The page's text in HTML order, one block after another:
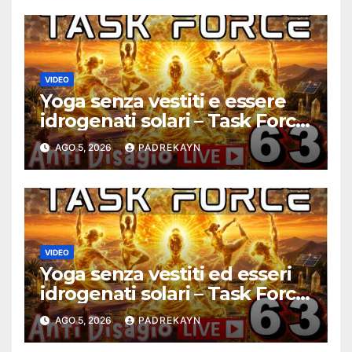
VIDEO
Yoga senza vestiti e essere
idrogenati solari – Task Force
Antidisagio ep. 63
AGO 5, 2026 PADREKAYN
VIDEO
Yoga senza vestiti ed esseri
idrogenati solari – Task Force
Antidisagio 63
AGO 5, 2026 PADREKAYN